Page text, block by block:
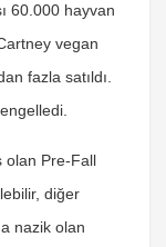
60.000 hayvan
vegan
fazla satıldı.
olan Pre-Fall
diğer
nazik olan